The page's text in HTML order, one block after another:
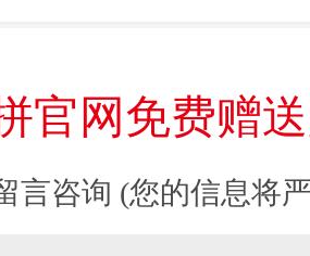
官网免费赠
言咨询 (您的信息将